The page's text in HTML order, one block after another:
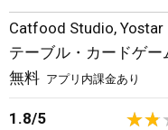
Catfood Studio, Yostar
テーブル・カードゲー
無料 アプリ内課金あり
1.8/5